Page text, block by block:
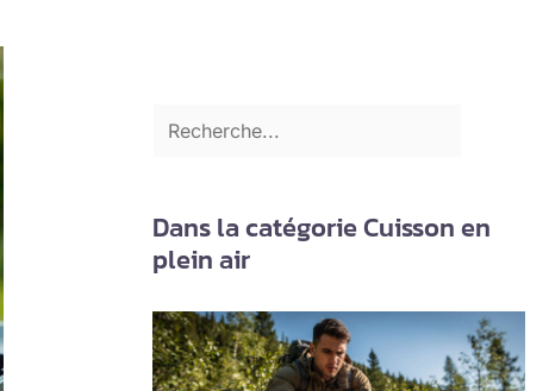
Dans la catégorie Cuisson en
plein air